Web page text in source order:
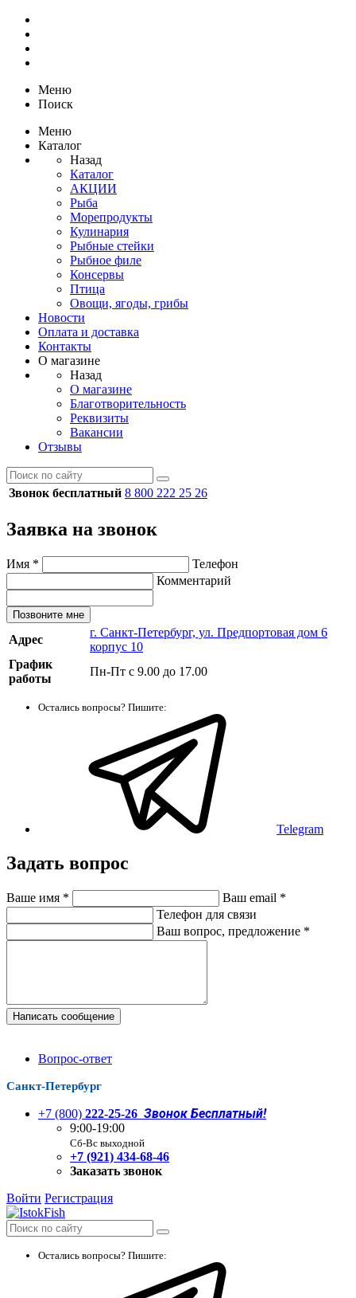
Меню
Поиск
Меню
Каталог
Назад
Каталог
АКЦИИ
Рыба
Морепродукты
Кулинария
Рыбные стейки
Рыбное филе
Консервы
Птица
Овощи, ягоды, грибы
Новости
Оплата и доставка
Контакты
О магазине
Назад
О магазине
Благотворительность
Реквизиты
Вакансии
Отзывы
Звонок бесплатный 8 800 222 25 26
Заявка на звонок
Имя *
Телефон
Комментарий
Позвоните мне
Адрес
г. Санкт-Петербург, ул. Предпортовая дом 6
корпус 10
График
работы
Пн-Пт с 9.00 до 17.00
Остались вопросы? Пишите:
Telegram
Задать вопрос
Ваше имя * Ваш email *
Телефон для связи
Ваш вопрос, предложение *
Написать сообщение
Вопрос-ответ
Санкт-Петербург
+7 (800) 222-25-26 Звонок Бесплатный!
9:00-19:00
Сб-Вс выходной
+7 (921) 434-68-46
Заказать звонок
Войти Регистрация
Остались вопросы? Пишите: